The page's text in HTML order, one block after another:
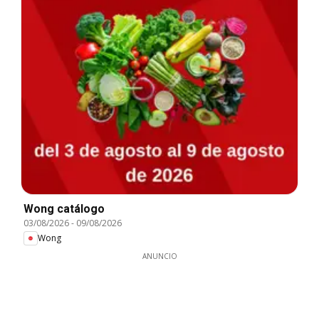
Wong catálogo
03/08/2026- 09/08/2026
Wong
ANUNCIO